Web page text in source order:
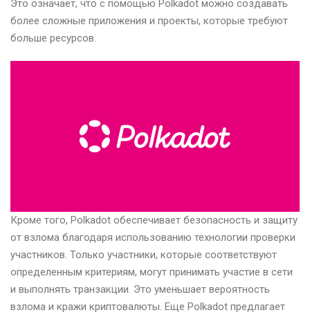
Это означает, что с помощью Polkadot можно создавать
более сложные приложения и проекты, которые требуют
больше ресурсов.
Кроме того, Polkadot обеспечивает безопасность и защиту
от взлома благодаря использованию технологии проверки
участников. Только участники, которые соответствуют
определенным критериям, могут принимать участие в сети
и выполнять транзакции. Это уменьшает вероятность
взлома и кражи криптовалюты. Еще Polkadot предлагает